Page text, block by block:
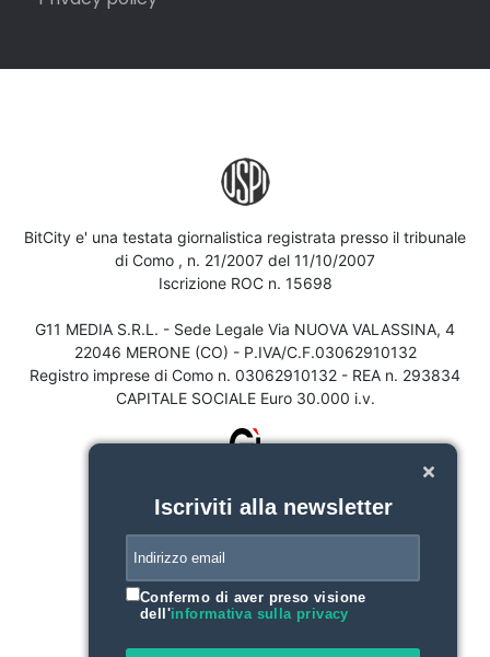
BitCity e' una testata giornalistica registrata presso il tribunale
di Como , n. 21/2007 del 11/10/2007
Iscrizione ROC n. 15698
G11 MEDIA S.R.L. - Sede Legale Via NUOVA VALASSINA, 4
22046 MERONE (CO) - P.IVA/C.F.03062910132
Registro imprese di Como n. 03062910132 - REA n. 293834
CAPITALE SOCIALE Euro 30.000 i.v.
Iscriviti alla newsletter
Confermo di aver preso visione
dell'informativa sulla privacy